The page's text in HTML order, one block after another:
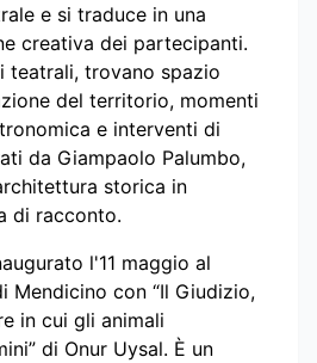
e si traduce in una
creativa dei partecipanti.
teatrali, trovano spazio
del territorio, momenti
e interventi di
da Giampaolo Palumbo,
storica in
di racconto.
l'11 maggio al
Mendicino con “Il Giudizio,
in cui gli animali
di Onur Uysal. È un